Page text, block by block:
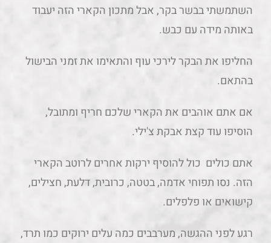
השתמשתי בבשר בקר, אבל מתכון הקארי הזה יעבוד
באותה מידה עם כבש.
החליפו את הבקר לירכי עוף והתאימו את זמני הבישול
בהתאם.
אם אתם אוהבים את הקארי שלכם חריף ומתובל,
הוסיפו עוד קצת אבקת צ'ילי.
אתם כולים כול להוסיף ירקות אחרים לרוטב הקארי
הזה. נסו תפוחי אדמה, בטטה, כרובית, דלעת, חצילים,
קישואים או פלפלים.
רגע לפני ההגשה, מערבבים כמה עלים ירוקים כמו תרד,